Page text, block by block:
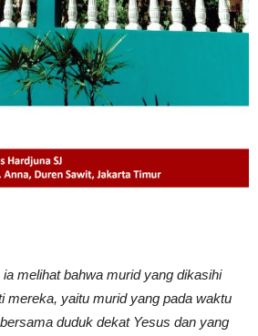
melihat bahwa murid yang dikasihi
mereka, yaitu murid yang pada waktu
duduk dekat Yesus dan yang